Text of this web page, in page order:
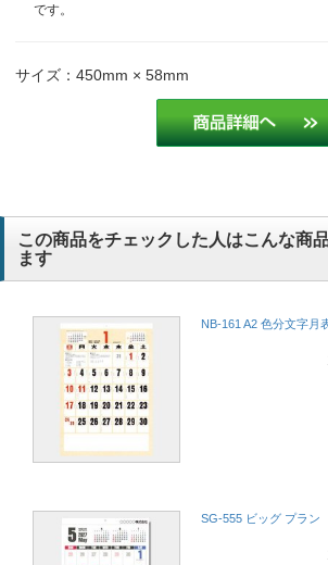
です。
サイズ：450mm × 58mm
この商品をチェックした人はこんな商
ます
NB-161 A2 色分文字月
SG-555 ビッグ プラン